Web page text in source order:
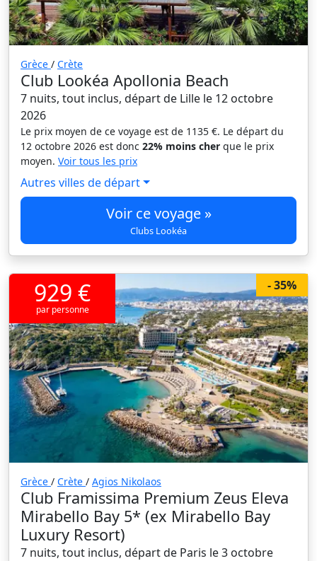
Grèce / Crète
Club Lookéa Apollonia Beach
7 nuits, tout inclus, départ de Lille le 12 octobre
2026
Le prix moyen de ce voyage est de 1135 €. Le départ du
12 octobre 2026 est donc 22% moins cher que le prix
moyen. Voir tous les prix
Autres villes de départ
Voir ce voyage »
Clubs Lookéa
- 35%
929 €
par personne
Grèce / Crète / Agios Nikolaos
Club Framissima Premium Zeus Eleva
Mirabello Bay 5* (ex Mirabello Bay
Luxury Resort)
7 nuits, tout inclus, départ de Paris le 3 octobre